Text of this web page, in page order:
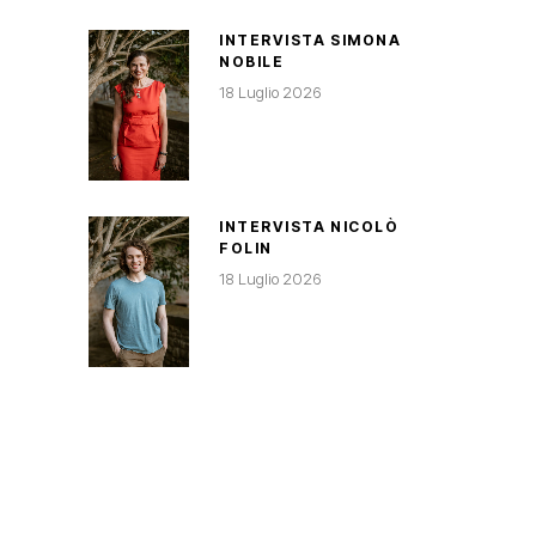
INTERVISTA SIMONA
NOBILE
18 Luglio 2026
INTERVISTA NICOLÒ
FOLIN
18 Luglio 2026